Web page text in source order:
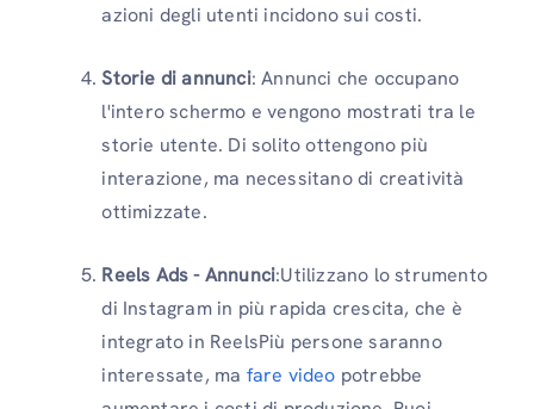
azioni degli utenti incidono sui costi.
Storie di annunci: Annunci che occupano
l'intero schermo e vengono mostrati tra le
storie utente. Di solito ottengono più
interazione, ma necessitano di creatività
ottimizzate.
Reels Ads - Annunci:Utilizzano lo strumento
di Instagram in più rapida crescita, che è
integrato in ReelsPiù persone saranno
interessate, ma fare video potrebbe